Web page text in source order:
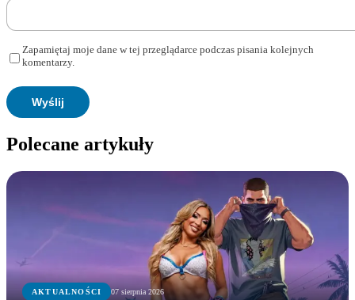
Zapamiętaj moje dane w tej przeglądarce podczas pisania kolejnych
komentarzy.
Polecane artykuły
AKTUALNOŚCI 07 sierpnia 2026